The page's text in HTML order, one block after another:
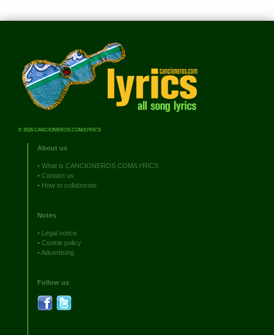
© 2026 CANCIONEROS.COM/LYRICS
About us
• What is CANCIONEROS.COM/LYRICS
• Contact us
• How to collaborate
Notes
• Legal notice
• Cookie policy
•Advertising
Follow us